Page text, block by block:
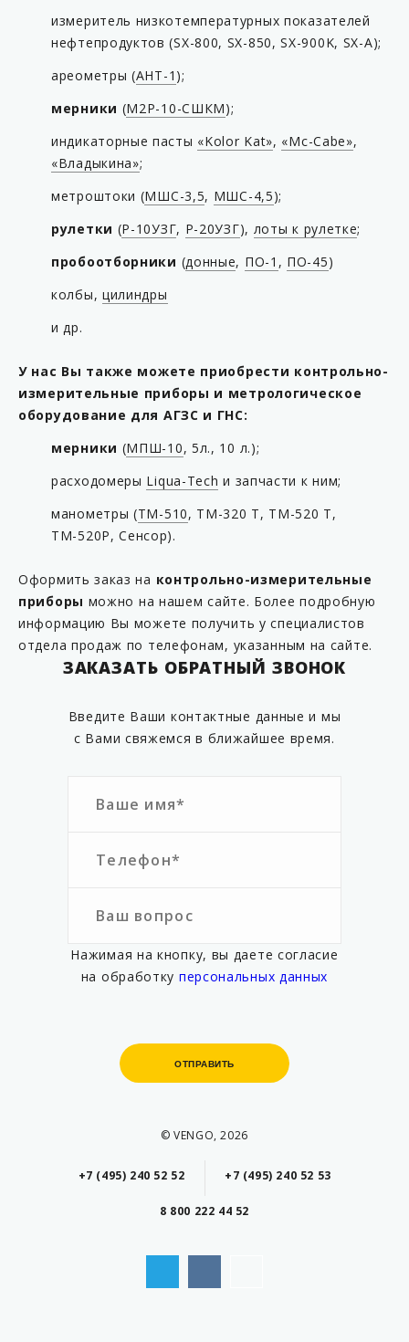
измеритель низкотемпературных показателей
нефтепродуктов (SX-800, SX-850, SX-900K, SX-A);
ареометры (АНТ-1 );
мерники (М2Р-10-СШКМ);
индикаторные пасты «Kolor Kat», «Mc-Cabe»,
«Владыкина»;
метроштоки (МШС-3,5, МШС-4,5);
рулетки (Р-10УЗГ, Р-20УЗГ), лоты к рулетке;
пробоотборники (донные, ПО-1 , ПО-45)
колбы, цилиндры
и др.
У нас Вы также можете приобрести контрольно-
измерительные приборы и метрологическое
оборудование для АГЗС и ГНС:
мерники (МПШ-10, 5л., 10 л.);
расходомеры Liqua-Tech и запчасти к ним;
манометры (ТМ-510, ТМ-320 Т, ТМ-520 Т,
ТМ-520Р, Сенсор).
Оформить заказ на контрольно-измерительные
приборы можно на нашем сайте. Более подробную
информацию Вы можете получить у специалистов
отдела продаж по телефонам, указанным на сайте.
ЗАКАЗАТЬ ОБРАТНЫЙ ЗВОНОК
Введите Ваши контактные данные и мы
с Вами свяжемся в ближайшее время.
Нажимая на кнопку, вы даете согласие
на обработку персональных данных
ОТПРАВИТЬ
ОТПРАВИТЬ
© VENGO, 2026
+7 (495) 240 52 52 +7 (495) 240 52 53
8 800 222 44 52